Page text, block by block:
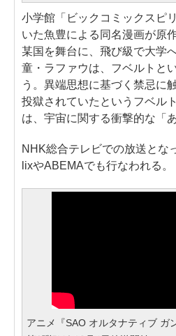
小学館「ビックコミックスピ
いた魚豊による同名漫画が原
某国を舞台に、飛び級で大学
童・ラファウは、フベルトと
う。異端思想に基づく禁忌に
投獄されていたというフベル
は、宇宙に関する衝撃的な
NHK総合テレビでの放送とな
lixやABEMAでも行なわれる。
アニメ『SAO オルタナティブ ガ